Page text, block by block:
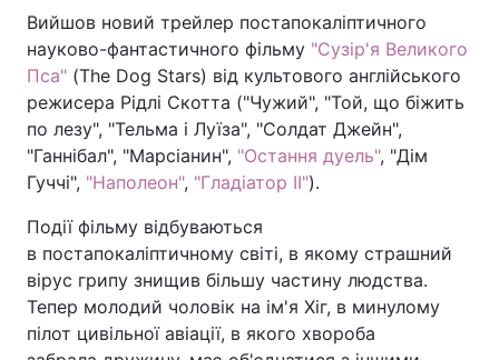
Вийшов новий трейлер постапокаліптичного
науково-фантастичного фільму "Сузір'я Великого
Пса" (The Dog Stars) від культового англійського
режисера Рідлі Скотта ("Чужий", "Той, що біжить
по лезу", "Тельма і Луїза", "Солдат Джейн",
"Ганнібал", "Марсіанин", "Остання дуель", "Дім
Гуччі", "Наполеон", "Гладіатор II").
Події фільму відбуваються
в постапокаліптичному світі, в якому страшний
вірус грипу знищив більшу частину людства.
Тепер молодий чоловік на ім'я Хіг, в минулому
пілот цивільної авіації, в якого хвороба